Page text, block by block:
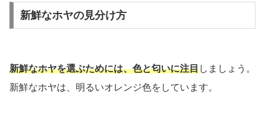
新鮮なホヤの見分け方
新鮮なホヤを選ぶためには、色と匂いに注目しましょう。
新鮮なホヤは、明るいオレンジ色をしています。